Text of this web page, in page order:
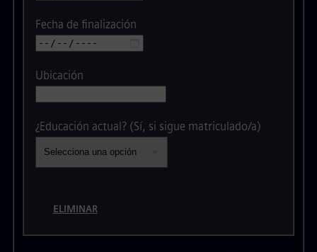
Fecha de finalización
Ubicación
¿Educación actual? (Sí, si sigue matriculado/a)
ELIMINAR